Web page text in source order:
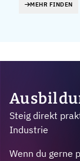
MEHR FINDEN
Steig direkt
Industrie
Wenn du gerne